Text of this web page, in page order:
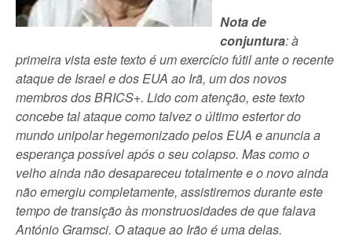
Nota de
conjuntura: à
primeira vista este texto é um exercício fútil ante o recente
ataque de Israel e dos EUA ao Irã, um dos novos
membros dos BRICS+. Lido com atenção, este texto
concebe tal ataque como talvez o último estertor do
mundo unipolar hegemonizado pelos EUA e anuncia a
esperança possível após o seu colapso. Mas como o
velho ainda não desapareceu totalmente e o novo ainda
não emergiu completamente, assistiremos durante este
tempo de transição às monstruosidades de que falava
António Gramsci. O ataque ao Irão é uma delas.